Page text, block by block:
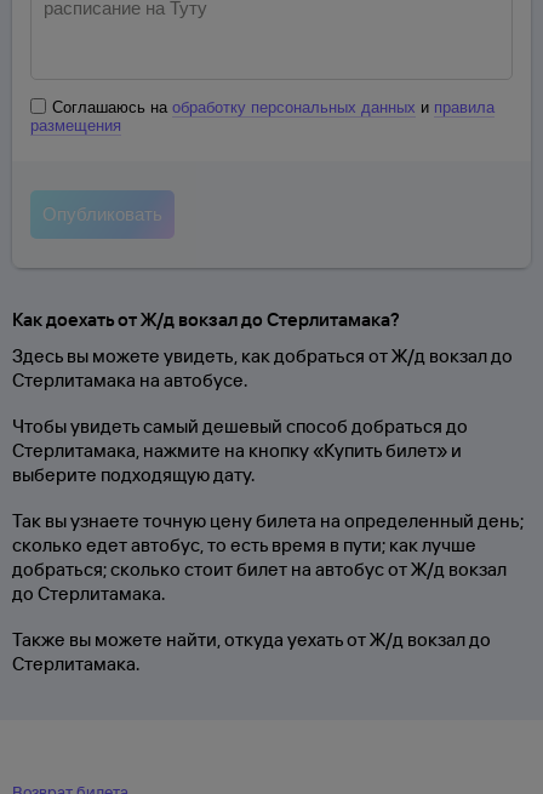
Соглашаюсь на обработку персональных данных и правила
размещения
Как доехать от Ж/д вокзал до Стерлитамака?
Здесь вы можете увидеть, как добраться от Ж/д вокзал до
Стерлитамака на автобусе.
Чтобы увидеть самый дешевый способ добраться до
Стерлитамака, нажмите на кнопку «Купить билет» и
выберите подходящую дату.
Так вы узнаете точную цену билета на определенный день;
сколько едет автобус, то есть время в пути; как лучше
добраться; сколько стоит билет на автобус от Ж/д вокзал
до Стерлитамака.
Также вы можете найти, откуда уехать от Ж/д вокзал до
Стерлитамака.